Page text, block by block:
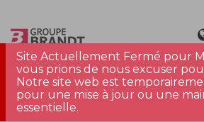
Site Actuellement Fermé pour
vous prions de nous excuser
Notre site web est
pour une mise à jour ou une
essentielle.